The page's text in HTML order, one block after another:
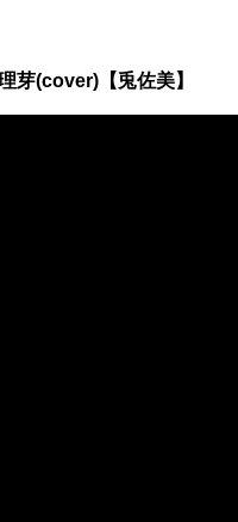
芽(cover)【兎佐美】